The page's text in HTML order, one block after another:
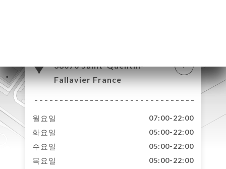
38070 Saint-Quentin-
Fallavier France
월요일 07:00-22:00
화요일 05:00-22:00
수요일 05:00-22:00
목요일 05:00-22:00